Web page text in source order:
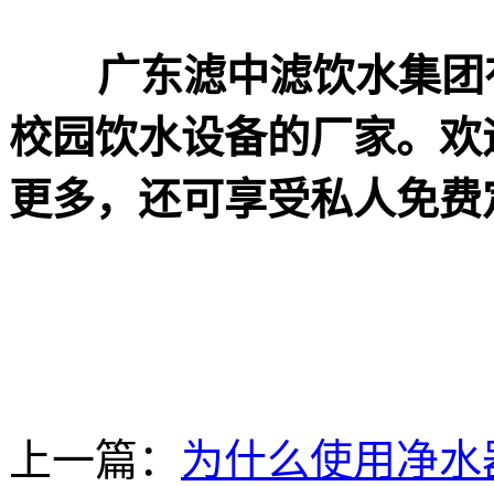
广东滤中滤饮水集团
校园饮水设备的厂家。
更多，还可享受私人免
上一篇： 为什么使用净